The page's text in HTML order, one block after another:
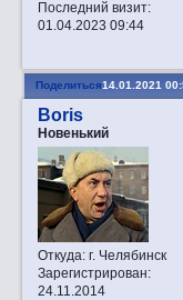
Последний визит:
01.04.2023 09:44
Поделиться14.01.2021
Boris
Новенький
Откуда:г. Челябинск
Зарегистрирован:
24.11.2014